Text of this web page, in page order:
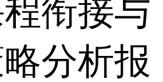
衔接与
分析报